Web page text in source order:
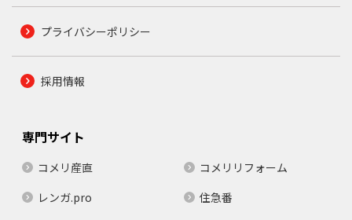
プライバシーポリシー
採用情報
専門サイト
コメリ産直
コメリリフォーム
レンガ.pro
住急番